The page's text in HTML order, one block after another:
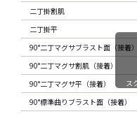
二丁掛割肌
二丁掛平
90°二丁マグサブラスト面（接着）
90°二丁マグサ割肌（接着）
90°二丁マグサ平（接着）
90°標準曲りブラスト面（接着）
ス